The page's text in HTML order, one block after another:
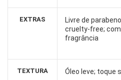
EXTRAS
TEXTURA
Livre de
cruelty-free; com
fragrância
Óleo leve; toque